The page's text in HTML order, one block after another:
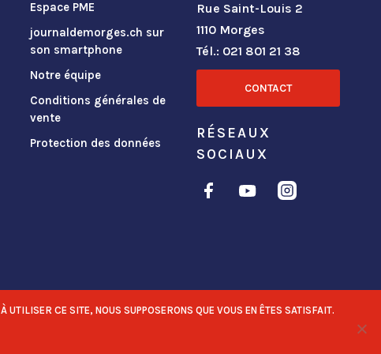
Espace PME
journaldemorges.ch sur
son smartphone
Notre équipe
Conditions générales de
vente
Protection des données
Rue Saint-Louis 2
1110 Morges
Tél.: 021 801 21 38
CONTACT
RÉSEAUX
SOCIAUX
CE SITE, NOUS SUPPOSERONS QUE VOUS EN ÊTES SATISFAIT.